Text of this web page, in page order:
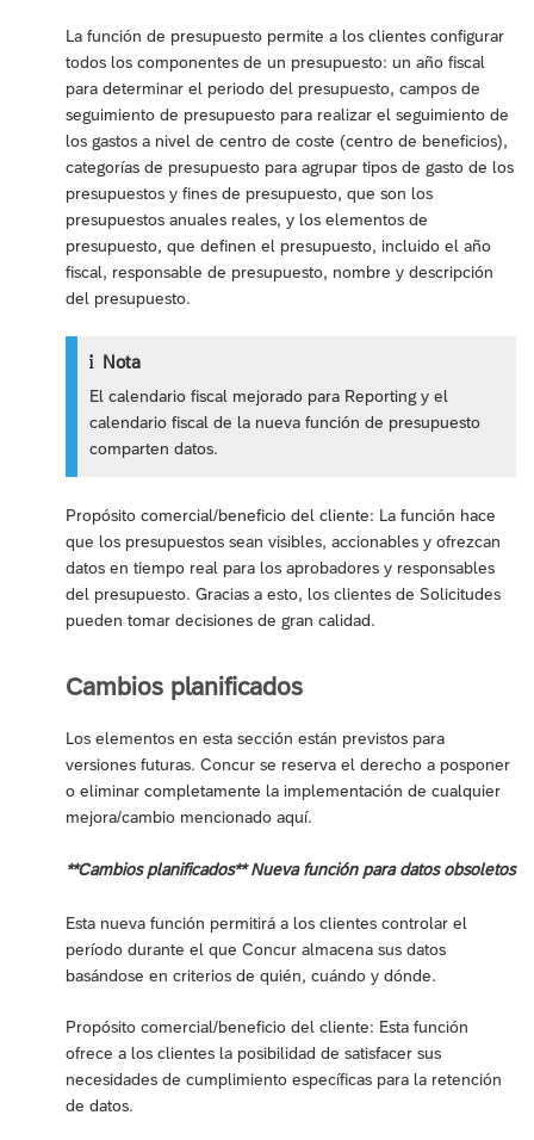
La función de presupuesto permite a los clientes configurar
todos los componentes de un presupuesto: un año fiscal
para determinar el periodo del presupuesto, campos de
seguimiento de presupuesto para realizar el seguimiento de
los gastos a nivel de centro de coste (centro de beneficios),
categorías de presupuesto para agrupar tipos de gasto de los
presupuestos y fines de presupuesto, que son los
presupuestos anuales reales, y los elementos de
presupuesto, que definen el presupuesto, incluido el año
fiscal, responsable de presupuesto, nombre y descripción
del presupuesto.
Nota
El calendario fiscal mejorado para Reporting y el
calendario fiscal de la nueva función de presupuesto
comparten datos.
Propósito comercial/beneficio del cliente: La función hace
que los presupuestos sean visibles, accionables y ofrezcan
datos en tiempo real para los aprobadores y responsables
del presupuesto. Gracias a esto, los clientes de Solicitudes
pueden tomar decisiones de gran calidad.
Cambios planificados
Los elementos en esta sección están previstos para
versiones futuras. Concur se reserva el derecho a posponer
o eliminar completamente la implementación de cualquier
mejora/cambio mencionado aquí.
**Cambios planificados** Nueva función para datos obsoletos
Esta nueva función permitirá a los clientes controlar el
período durante el que Concur almacena sus datos
basándose en criterios de quién, cuándo y dónde.
Propósito comercial/beneficio del cliente: Esta función
ofrece a los clientes la posibilidad de satisfacer sus
necesidades de cumplimiento específicas para la retención
de datos.